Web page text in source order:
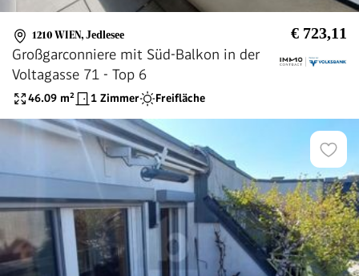
1210 WIEN, Jedlesee € 723,11
Großgarconniere mit Süd-Balkon in der
Voltagasse 71 - Top 6
46.09 m² 1 Zimmer Freifläche